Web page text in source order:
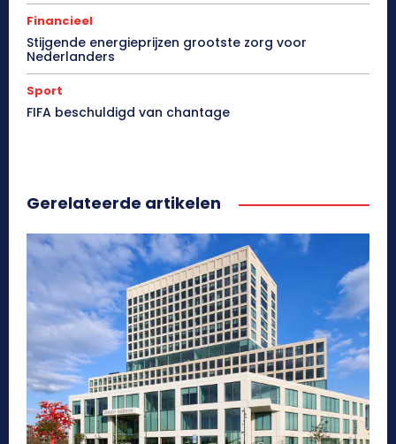
Financieel
Stijgende energieprijzen grootste zorg voor
Nederlanders
Sport
FIFA beschuldigd van chantage
Gerelateerde artikelen